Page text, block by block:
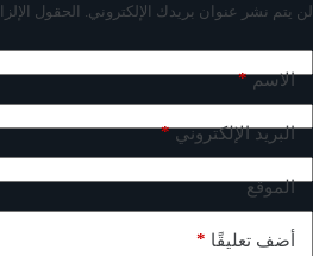
لن يتم نشر عنوان بريدك الإلكتروني. الحقول
الاسم*
البريد الإلكتروني*
الموقع
أضف تعليقًا *